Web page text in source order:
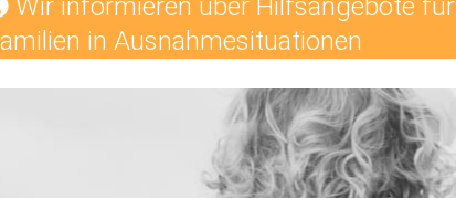
Wir informieren über Hilfsangebote für
in Ausnahmesituationen